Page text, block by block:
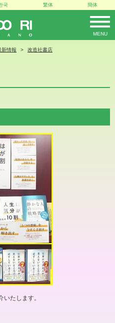
MENU
국 繁体 簡体
新情報
改造社書店
たします。